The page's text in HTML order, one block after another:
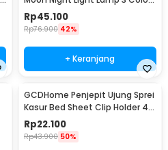
8cm 1W 5V - LD002701
Rp45.100
Rp76.900 42%
+ Keranjang
GCDHome Penjepit Ujung Sprei
Kasur Bed Sheet Clip Holder 4
PCS - FS-1809
Rp22.100
Rp43.900 50%